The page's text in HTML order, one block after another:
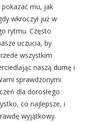
mu, jak
wkroczył już w
rytmu. Często
uczucia, by
wszystkim
naszą dumę i
sprawdzonymi
dla dorosłego
co najlepsze, i
wyjątkowy.